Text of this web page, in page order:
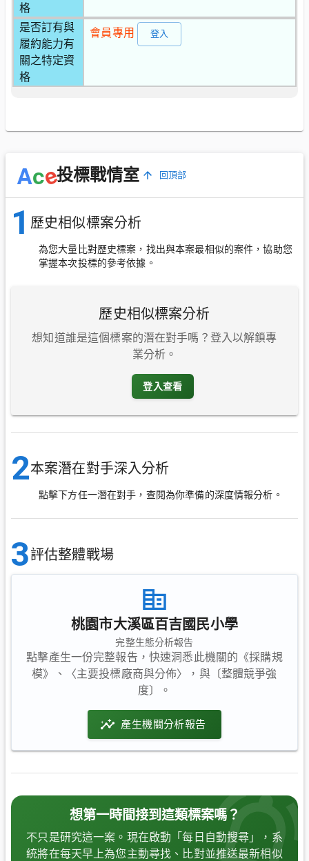
格
是否訂有與
履約能力有
關之特定資
格
會員專用 登入
Ace投標戰情室 回頂部
1 歷史相似標案分析
為您大量比對歷史標案，找出與本案最相似的案件，協助您
掌握本次投標的參考依據。
歷史相似標案分析
想知道誰是這個標案的潛在對手嗎？登入以解鎖專
業分析。
登入查看
2本案潛在對手深入分析
點擊下方任一潛在對手，查閱為你準備的深度情報分析。
3評估整體戰場
桃園市大溪區百吉國民小學
完整生態分析報告
點擊產生一份完整報告，快速洞悉此機關的《採購規
模》、〈主要投標廠商與分佈〉，與〔整體競爭強
度〕。
產生機關分析報告
想第一時間接到這類標案嗎？
不只是研究這一案。現在啟動「每日自動搜尋」，系
統將在每天早上為您主動尋找、比對並推送最新相似